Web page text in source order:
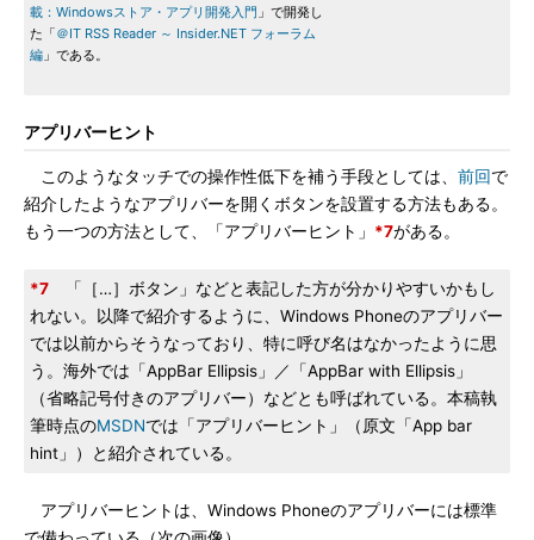
載：Windowsストア・アプリ開発入門 」で開発し
た「＠IT RSS Reader ～ Insider.NET フォーラム
編 」である。
アプリバーヒント
このようなタッチでの操作性低下を補う手段としては、 前回で
紹介したようなアプリバーを開くボタンを設置する方法もある。
もう一つの方法として、「アプリバーヒント」 *7がある。
*7 「［…］ボタン」などと表記した方が分かりやすいかもし
れない。以降で紹介するように、Windows Phoneのアプリバー
では以前からそうなっており、特に呼び名はなかったように思
う。海外では「AppBar Ellipsis」／「AppBar with Ellipsis」
（省略記号付きのアプリバー）などとも呼ばれている。本稿執
筆時点のMSDNでは「アプリバーヒント」（原文「App bar
hint」）と紹介されている。
アプリバーヒントは、Windows Phoneのアプリバーには標準